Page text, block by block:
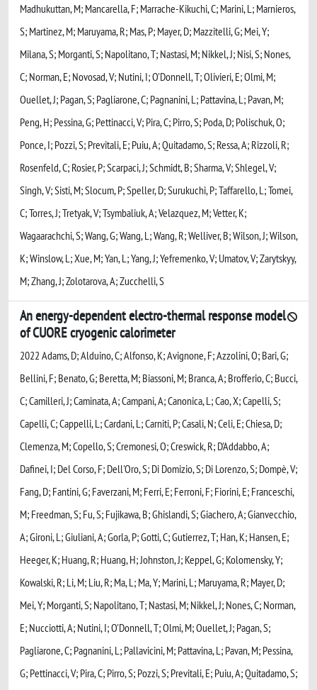
Madhukuttan, M; Mancarella, F; Marrache-Kikuchi, C; Marini, L; Marnieros,
S; Martinez, M; Maruyama, R; Mas, P; Mayer, D; Mazzitelli, G; Mei, Y;
Milana, S; Morganti, S; Napolitano, T; Nastasi, M; Nikkel, J; Nisi, S; Nones,
C; Norman, E; Novosad, V; Nutini, I; O'Donnell, T; Olivieri, E; Olmi, M;
Ouellet, J; Pagan, S; Pagliarone, C; Pagnanini, L; Pattavina, L; Pavan, M;
Peng, H; Pessina, G; Pettinacci, V; Pira, C; Pirro, S; Poda, D; Polischuk, O;
Ponce, I; Pozzi, S; Previtali, E; Puiu, A; Quitadamo, S; Ressa, A; Rizzoli, R;
Rosenfeld, C; Rosier, P; Scarpaci, J; Schmidt, B; Sharma, V; Shlegel, V;
Singh, V; Sisti, M; Slocum, P; Speller, D; Surukuchi, P; Taffarello, L; Tomei,
C; Torres, J; Tretyak, V; Tsymbaliuk, A; Velazquez, M; Vetter, K;
Wagaarachchi, S; Wang, G; Wang, L; Wang, R; Welliver, B; Wilson, J; Wilson,
K; Winslow, L; Xue, M; Yan, L; Yang, J; Yefremenko, V; Umatov, V; Zarytskyy,
M; Zhang, J; Zolotarova, A; Zucchelli, S
An energy-dependent electro-thermal response model
of CUORE cryogenic calorimeter
2022 Adams, D; Alduino, C; Alfonso, K; Avignone, F; Azzolini, O; Bari, G;
Bellini, F; Benato, G; Beretta, M; Biassoni, M; Branca, A; Brofferio, C; Bucci,
C; Camilleri, J; Caminata, A; Campani, A; Canonica, L; Cao, X; Capelli, S;
Capelli, C; Cappelli, L; Cardani, L; Carniti, P; Casali, N; Celi, E; Chiesa, D;
Clemenza, M; Copello, S; Cremonesi, O; Creswick, R; D'Addabbo, A;
Dafinei, I; Del Corso, F; Dell'Oro, S; Di Domizio, S; Di Lorenzo, S; Dompè, V;
Fang, D; Fantini, G; Faverzani, M; Ferri, E; Ferroni, F; Fiorini, E; Franceschi,
M; Freedman, S; Fu, S; Fujikawa, B; Ghislandi, S; Giachero, A; Gianvecchio,
A; Gironi, L; Giuliani, A; Gorla, P; Gotti, C; Gutierrez, T; Han, K; Hansen, E;
Heeger, K; Huang, R; Huang, H; Johnston, J; Keppel, G; Kolomensky, Y;
Kowalski, R; Li, M; Liu, R; Ma, L; Ma, Y; Marini, L; Maruyama, R; Mayer, D;
Mei, Y; Morganti, S; Napolitano, T; Nastasi, M; Nikkel, J; Nones, C; Norman,
E; Nucciotti, A; Nutini, I; O'Donnell, T; Olmi, M; Ouellet, J; Pagan, S;
Pagliarone, C; Pagnanini, L; Pallavicini, M; Pattavina, L; Pavan, M; Pessina,
G; Pettinacci, V; Pira, C; Pirro, S; Pozzi, S; Previtali, E; Puiu, A; Quitadamo, S;